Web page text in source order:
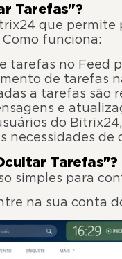
Tarefas"?
que permite
funciona:
tarefas no Feed
de tarefas
a tarefas são
e
do
necessidades de
Tarefas"?
simples para
na sua conta